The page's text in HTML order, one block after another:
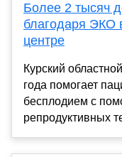
Более 2 тысяч
благодаря ЭКО
центре
Курский
года помогает
бесплодием с
репродуктивных